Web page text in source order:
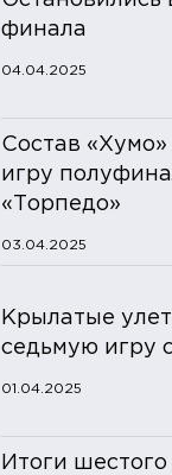
финала
04.04.2025
Состав
игру
«Торпедо»
03.04.2025
Крылатые
седьмую игру
01.04.2025
Итоги шестого